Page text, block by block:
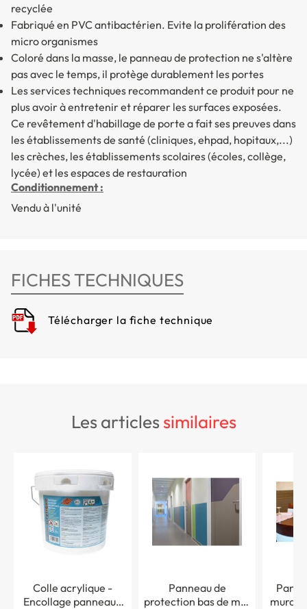
recyclée
Fabriqué en PVC antibactérien. Evite la prolifération des
micro organismes
Coloré dans la masse, le panneau de protection ne s'altère
pas avec le temps, il protège durablement les portes
Les services techniques recommandent ce produit pour ne
plus avoir à entretenir et réparer les surfaces exposées.
Ce revêtement d'habillage de porte a fait ses preuves dans
les établissements de santé (cliniques, ehpad, hopitaux,...)
les crèches, les établissements scolaires (écoles, collège,
lycée) et les espaces de restauration
Conditionnement :
Vendu à l'unité
FICHES TECHNIQUES
Télécharger la fiche technique
les articlessimilaires
Colle acrylique -
Encollage panneaux
Panneau de
protection bas de mur
mural